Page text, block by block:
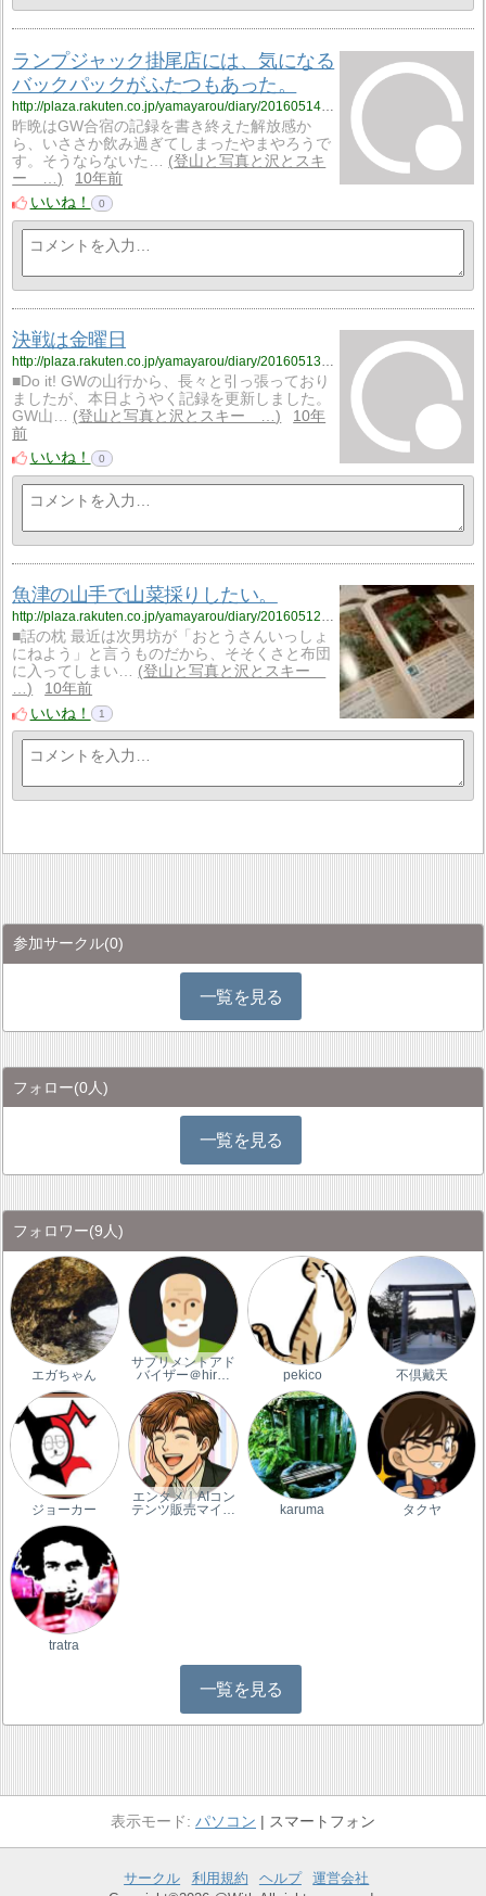
ランプジャック掛尾店には、気になる
バックパックがふたつもあった。
http://plaza.rakuten.co.jp/yamayarou/diary/201605140000/
昨晩はGW合宿の記録を書き終えた解放感か
ら、いささか飲み過ぎてしまったやまやろうで
す。そうならないた…
登山と写真と沢とスキ
ー …
10年前
いいね！
0
決戦は金曜日
http://plaza.rakuten.co.jp/yamayarou/diary/201605130000/
■Do it! GWの山行から、長々と引っ張っており
ましたが、本日ようやく記録を更新しました。
GW山…
登山と写真と沢とスキー …
10年
前
いいね！
0
魚津の山手で山菜採りしたい。
http://plaza.rakuten.co.jp/yamayarou/diary/201605120000/
■話の枕 最近は次男坊が「おとうさんいっしょ
にねよう」と言うものだから、そそくさと布団
に入ってしまい…
登山と写真と沢とスキー
…
10年前
いいね！
1
参加サークル(0)
一覧を見る
フォロー(0人)
一覧を見る
フォロワー(9人)
エガちゃん
サプリメントアド
バイザー＠hir…
pekico 不倶戴天
ジョーカー
エンタメ｜AIコン
テンツ販売マイ…
karuma タクヤ
tratra
一覧を見る
パソコン スマートフォン
サークル 利用規約 ヘルプ
運営会社